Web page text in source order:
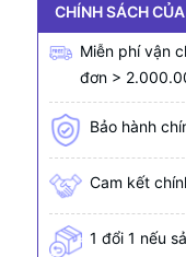
CHÍNH SÁCH
Miễn phí vận
đơn >
Bảo hành
Cam kết
1 đổi 1 nếu